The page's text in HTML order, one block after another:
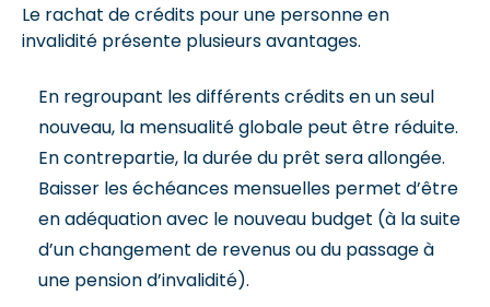
Le rachat de crédits pour une personne en
invalidité présente plusieurs avantages.
En regroupant les différents crédits en un seul
nouveau, la mensualité globale peut être réduite.
En contrepartie, la durée du prêt sera allongée.
Baisser les échéances mensuelles permet d’être
en adéquation avec le nouveau budget (à la suite
d’un changement de revenus ou du passage à
une pension d’invalidité).